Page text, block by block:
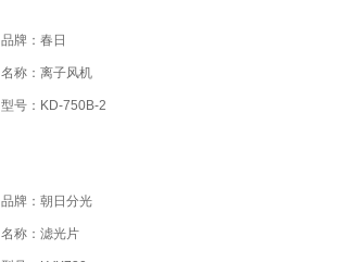
品牌：春日
名称：离子风机
型号：KD-750B-2
品牌：朝日分光
名称：滤光片